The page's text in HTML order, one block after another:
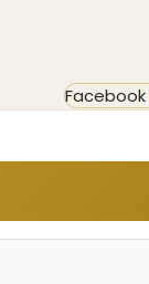
Facebook